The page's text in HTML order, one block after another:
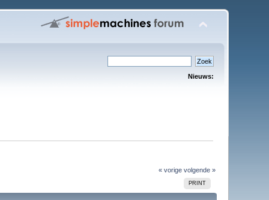
Nieuws:
« vorige volgende »
PRINT